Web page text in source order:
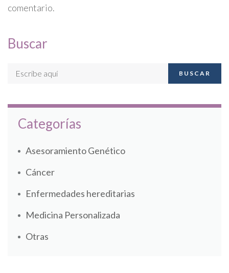
comentario.
Buscar
BUSCAR
Categorías
Asesoramiento Genético
Cáncer
Enfermedades hereditarias
Medicina Personalizada
Otras